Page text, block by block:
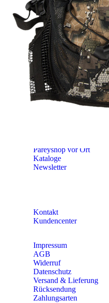
seminare@paulparey.de
PAREYSHOP VOR ORT
Erich-Kästner-Straße 2
56379 Singhofen
Mo – Do 8:00 – 16:30 Uhr
Fr 8:00 – 15:00 Uhr
Abovorteile
Pareyshop vor Ort
Kataloge
Newsletter
Kontakt
Kundencenter
Impressum
AGB
Widerruf
Datenschutz
Versand & Lieferung
Rücksendung
Zahlungsarten